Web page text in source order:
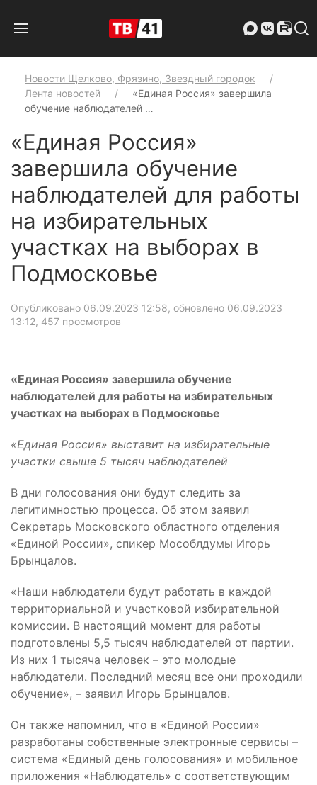
Новости Щелково, Фрязино, Звездный городок
Лента новостей
«Единая Россия» завершила
обучение наблюдателей …
«Единая Россия»
завершила обучение
наблюдателей для работы
на избирательных
участках на выборах в
Подмосковье
Опубликовано 06.09.2023 12:58, обновлено 06.09.2023
13:12, 457 просмотров
«Единая Россия» завершила обучение
наблюдателей для работы на избирательных
участках на выборах в Подмосковье
«Единая Россия» выставит на избирательные
участки свыше 5 тысяч наблюдателей
В дни голосования они будут следить за
легитимностью процесса. Об этом заявил
Секретарь Московского областного отделения
«Единой России», спикер Мособлдумы Игорь
Брынцалов.
«Наши наблюдатели будут работать в каждой
территориальной и участковой избирательной
комиссии. В настоящий момент для работы
подготовлены 5,5 тысяч наблюдателей от партии.
Из них 1 тысяча человек – это молодые
наблюдатели. Последний месяц все они проходили
обучение», – заявил Игорь Брынцалов.
Он также напомнил, что в «Единой России»
разработаны собственные электронные сервисы –
система «Единый день голосования» и мобильное
приложения «Наблюдатель» с соответствующим